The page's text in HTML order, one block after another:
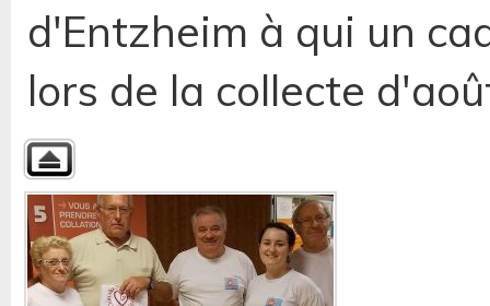
d'Entzheim à qui un
lors de la collecte